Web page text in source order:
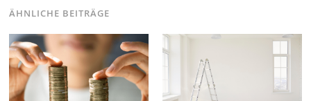
ÄHNLICHE BEITRÄGE